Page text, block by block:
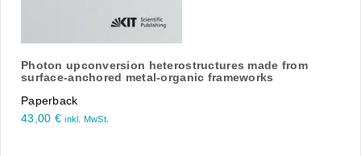
Photon upconversion heterostructures made from
surface-anchored metal-organic frameworks
Paperback
43,00 € inkl. MwSt.